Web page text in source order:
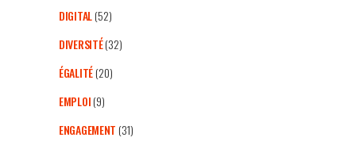
DIGITAL(52)
DIVERSITÉ(32)
ÉGALITÉ(20)
EMPLOI(9)
ENGAGEMENT(31)